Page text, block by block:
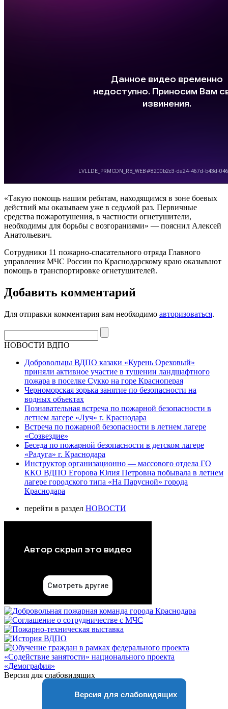
«Такую помощь нашим ребятам, находящимся в зоне боевых
действий мы оказываем уже в седьмой раз. Первичные
средства пожаротушения, в частности огнетушители,
необходимы для борьбы с возгораниями» — пояснил Алексей
Анатольевич.
Сотрудники 11 пожарно-спасательного отряда Главного
управления МЧС России по Краснодарскому краю оказывают
помощь в транспортировке огнетушителей.
Добавить комментарий
Для отправки комментария вам необходимо авторизоваться.
НОВОСТИ ВДПО
Добровольцы ВДПО казаки «Курень Ореховый»
приняли активное участие в тушении ландшафтного
пожара в поселке Сукко на горе Красноперая
Черноморская зорька занятие по безопасности на
водных объектах
Познавательная встреча по пожарной безопасности в
летнем лагере «Луч» г. Краснодара
Встреча по пожарной безопасности в летнем лагере
«Созвездие»
Беседа по пожарной безопасности в детском лагере
«Радуга» г. Краснодара
Инструктор организационно — массового отдела ГО
ККО ВДПО Егорова Юлия Петровна побывала в летнем
лагере городского типа «На Парусной» города
Краснодара
перейти в раздел НОВОСТИ
Версия для слабовидящих
Версия для слабовидящих